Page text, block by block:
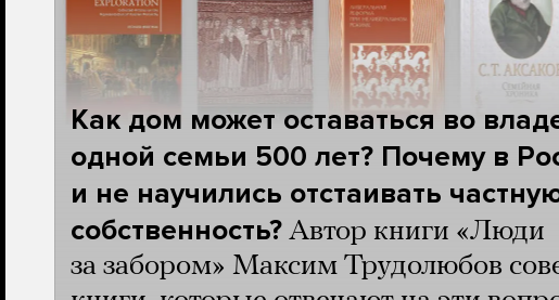
Как дом может оставаться во
одной семьи 500 лет? Почему в
и не научились отстаивать
собственность? Автор книги «Люди
за забором» Максим Трудолюбов